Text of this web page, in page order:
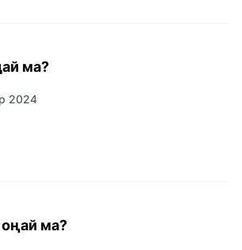
ма?
2024
ма?